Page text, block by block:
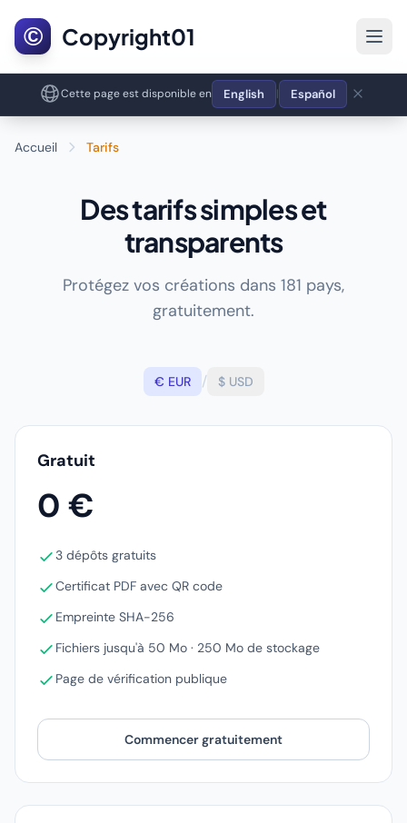
© Copyright01
Cette page est disponible en English | Español
Accueil Tarifs
Des tarifs simples et
transparents
Protégez vos créations dans 181 pays,
gratuitement.
€ EUR / $ USD
Gratuit
0 €
3 dépôts gratuits
Certificat PDF avec QR code
Empreinte SHA-256
Fichiers jusqu'à 50 Mo · 250 Mo de stockage
Page de vérification publique
Commencer gratuitement